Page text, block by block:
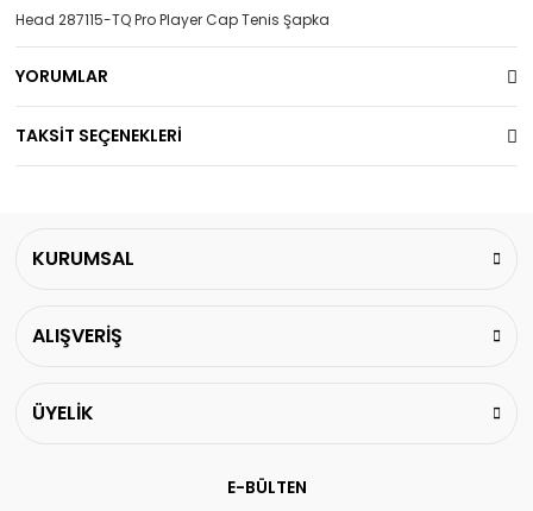
Head 287115-TQ Pro Player Cap Tenis Şapka
YORUMLAR
TAKSİT SEÇENEKLERİ
KURUMSAL
ALIŞVERİŞ
ÜYELİK
E-BÜLTEN